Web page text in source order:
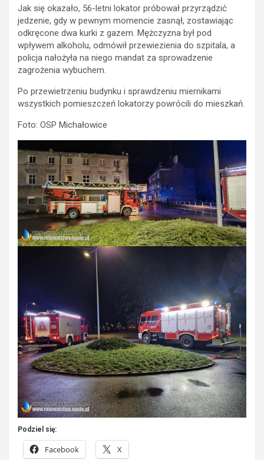
Jak się okazało, 56-letni lokator próbował przyrządzić
jedzenie, gdy w pewnym momencie zasnął, zostawiając
odkręcone dwa kurki z gazem. Mężczyzna był pod
wpływem alkoholu, odmówił przewiezienia do szpitala, a
policja nałożyła na niego mandat za sprowadzenie
zagrożenia wybuchem.
Po przewietrzeniu budynku i sprawdzeniu miernikami
wszystkich pomieszczeń lokatorzy powrócili do mieszkań.
Foto: OSP Michałowice
Podziel się:
Facebook X